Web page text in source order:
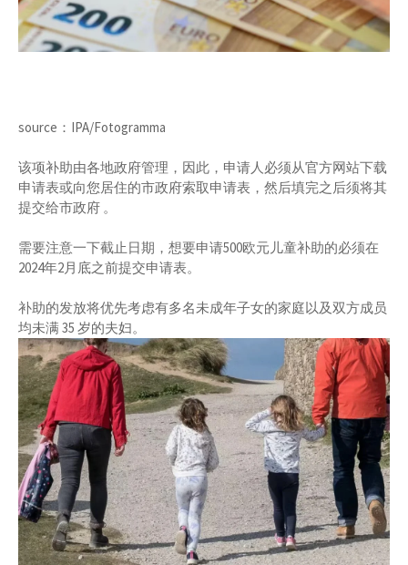
source：IPA/Fotogramma
该项补助由各地政府管理，因此，申请人必须从官方网站下载
申请表或向您居住的市政府索取申请表，然后填完之后须将其
提交给市政府 。
需要注意一下截止日期，想要申请500欧元儿童补助的必须在
2024年2月底之前提交申请表。
补助的发放将优先考虑有多名未成年子女的家庭以及双方成员
均未满 35 岁的夫妇。